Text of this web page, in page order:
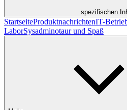
spezifischen
StartseiteProduktnachrichtenIT-
LaborSysadminotaur und Spaß